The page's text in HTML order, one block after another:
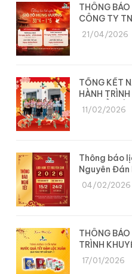
THÔNG
CÔNG TY
DYLAN
21/04/2026
TỔNG KẾT
HÀNH
CHUYỂN
11/02/2026
Thông báo
Nguyên Đán
– Công ty
04/02/2026
THÔNG
TRÌNH
17/01/2026